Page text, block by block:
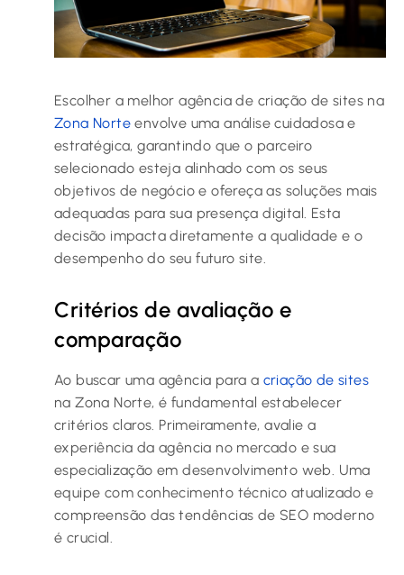
Escolher a melhor agência de criação de sites na
Zona Norte envolve uma análise cuidadosa e
estratégica, garantindo que o parceiro
selecionado esteja alinhado com os seus
objetivos de negócio e ofereça as soluções mais
adequadas para sua presença digital. Esta
decisão impacta diretamente a qualidade e o
desempenho do seu futuro site.
Critérios de avaliação e
comparação
Ao buscar uma agência para a criação de sites
na Zona Norte, é fundamental estabelecer
critérios claros. Primeiramente, avalie a
experiência da agência no mercado e sua
especialização em desenvolvimento web. Uma
equipe com conhecimento técnico atualizado e
compreensão das tendências de SEO moderno
é crucial.